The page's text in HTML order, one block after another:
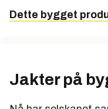
Dette bygget
Jakter på